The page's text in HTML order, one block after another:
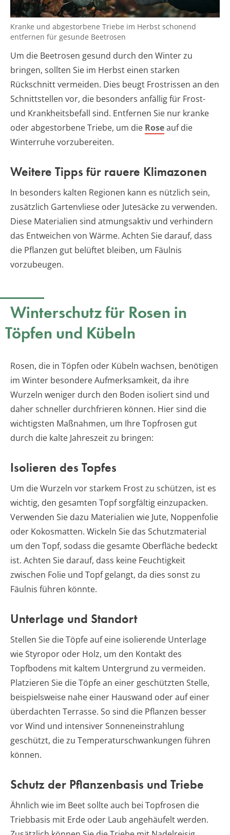
Kranke und abgestorbene Triebe im Herbst schonend
entfernen für gesunde Beetrosen
Um die Beetrosen gesund durch den Winter zu
bringen, sollten Sie im Herbst einen starken
Rückschnitt vermeiden. Dies beugt Frostrissen an den
Schnittstellen vor, die besonders anfällig für Frost-
und Krankheitsbefall sind. Entfernen Sie nur kranke
oder abgestorbene Triebe, um die Roseauf die
Winterruhe vorzubereiten.
Weitere Tipps für rauere Klimazonen
In besonders kalten Regionen kann es nützlich sein,
zusätzlich Gartenvliese oder Jutesäcke zu verwenden.
Diese Materialien sind atmungsaktiv und verhindern
das Entweichen von Wärme. Achten Sie darauf, dass
die Pflanzen gut belüftet bleiben, um Fäulnis
vorzubeugen.
Winterschutz für Rosen in
Töpfen und Kübeln
Rosen, die in Töpfen oder Kübeln wachsen, benötigen
im Winter besondere Aufmerksamkeit, da ihre
Wurzeln weniger durch den Boden isoliert sind und
daher schneller durchfrieren können. Hier sind die
wichtigsten Maßnahmen, um Ihre Topfrosen gut
durch die kalte Jahreszeit zu bringen:
Isolieren des Topfes
Um die Wurzeln vor starkem Frost zu schützen, ist es
wichtig, den gesamten Topf sorgfältig einzupacken.
Verwenden Sie dazu Materialien wie Jute, Noppenfolie
oder Kokosmatten. Wickeln Sie das Schutzmaterial
um den Topf, sodass die gesamte Oberfläche bedeckt
ist. Achten Sie darauf, dass keine Feuchtigkeit
zwischen Folie und Topf gelangt, da dies sonst zu
Fäulnis führen könnte.
Unterlage und Standort
Stellen Sie die Töpfe auf eine isolierende Unterlage
wie Styropor oder Holz, um den Kontakt des
Topfbodens mit kaltem Untergrund zu vermeiden.
Platzieren Sie die Töpfe an einer geschützten Stelle,
beispielsweise nahe einer Hauswand oder auf einer
überdachten Terrasse. So sind die Pflanzen besser
vor Wind und intensiver Sonneneinstrahlung
geschützt, die zu Temperaturschwankungen führen
können.
Schutz der Pflanzenbasis und Triebe
Ähnlich wie im Beet sollte auch bei Topfrosen die
Triebbasis mit Erde oder Laub angehäufelt werden.